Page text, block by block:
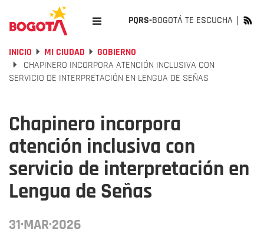
PQRS-BOGOTÁ TE ESCUCHA
INICIO MI CIUDAD
GOBIERNO
CHAPINERO INCORPORA ATENCIÓN INCLUSIVA CON
SERVICIO DE INTERPRETACIÓN EN LENGUA DE SEÑAS
Chapinero incorpora
atención inclusiva con
servicio de interpretación en
Lengua de Señas
31·MAR·2026